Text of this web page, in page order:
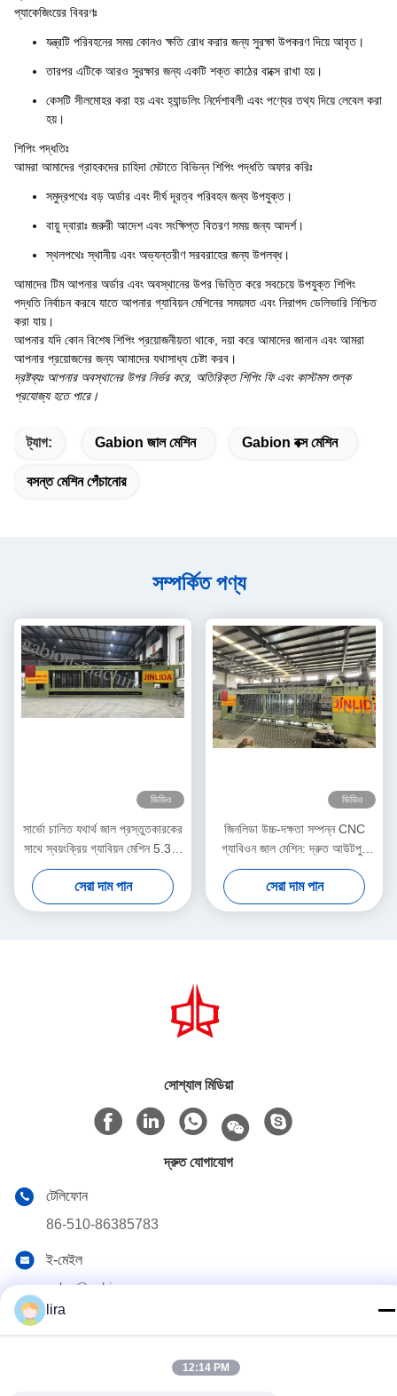
প্যাকেজিংয়ের বিবরণঃ
যন্ত্রটি পরিবহনের সময় কোনও ক্ষতি রোধ করার জন্য সুরক্ষা উপকরণ দিয়ে আবৃত।
তারপর এটিকে আরও সুরক্ষার জন্য একটি শক্ত কাঠের বাক্সে রাখা হয়।
কেসটি সীলমোহর করা হয় এবং হ্যান্ডলিং নির্দেশাবলী এবং পণ্যের তথ্য দিয়ে লেবেল করা
হয়।
শিপিং পদ্ধতিঃ
আমরা আমাদের গ্রাহকদের চাহিদা মেটাতে বিভিন্ন শিপিং পদ্ধতি অফার করিঃ
সমুদ্রপথেঃ বড় অর্ডার এবং দীর্ঘ দূরত্ব পরিবহন জন্য উপযুক্ত।
বায়ু দ্বারাঃ জরুরী আদেশ এবং সংক্ষিপ্ত বিতরণ সময় জন্য আদর্শ।
স্থলপথেঃ স্থানীয় এবং অভ্যন্তরীণ সরবরাহের জন্য উপলব্ধ।
আমাদের টিম আপনার অর্ডার এবং অবস্থানের উপর ভিত্তি করে সবচেয়ে উপযুক্ত শিপিং
পদ্ধতি নির্বাচন করবে যাতে আপনার গ্যাবিয়ন মেশিনের সময়মত এবং নিরাপদ ডেলিভারি নিশ্চিত
করা যায়।
আপনার যদি কোন বিশেষ শিপিং প্রয়োজনীয়তা থাকে, দয়া করে আমাদের জানান এবং আমরা
আপনার প্রয়োজনের জন্য আমাদের যথাসাধ্য চেষ্টা করব।
দ্রষ্টব্যঃ আপনার অবস্থানের উপর নির্ভর করে, অতিরিক্ত শিপিং ফি এবং কাস্টমস শুল্ক
প্রযোজ্য হতে পারে।
ট্যাগ: Gabion জাল মেশিন Gabion বক্স মেশিন
বসন্ত মেশিন পেঁচানোর
সম্পর্কিত পণ্য
ভিডিও
সার্ভো চালিত যথার্থ জাল প্রস্তুতকারকের
সাথে স্বয়ংক্রিয় গ্যাবিয়ন মেশিন 5.3m
সর্বোচ্চ প্রস্থ
সেরা দাম পান
ভিডিও
জিনলিডা উচ্চ-দক্ষতা সম্পন্ন CNC
গ্যাবিওন জাল মেশিন: দ্রুত আউটপুট
এবং নির্ভুল বুননের নিখুঁত সংমিশ্রণ যা
উৎপাদনশীলতা বাড়ায়
সেরা দাম পান
সোশ্যাল মিডিয়া
দ্রুত যোগাযোগ
টেলিফোন
86-510-86385783
ই-মেইল
sales@gabion.cn
lira
12:14 PM